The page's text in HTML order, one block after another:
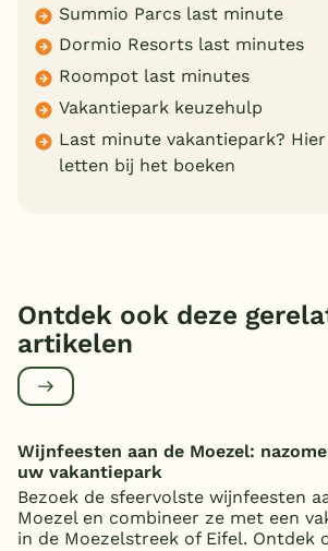
Summio Parcs last minute
Dormio Resorts last minutes
Roompot last minutes
Vakantiepark keuzehulp
Last minute vakantiepark?
letten bij het boeken
Ontdek ook deze
artikelen
Wijnfeesten aan de Moezel:
uw vakantiepark
Bezoek de sfeervolste wijnfeesten
Moezel en combineer ze met een
in de Moezelstreek of Eifel. Ontdek